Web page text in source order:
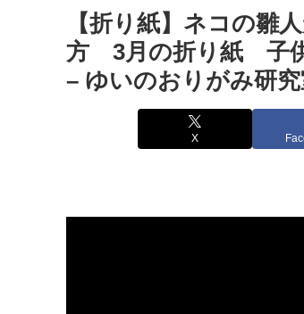
【折り紙】ネコの
方 3月の折り紙 子供
– ゆいのおりがみ研
X